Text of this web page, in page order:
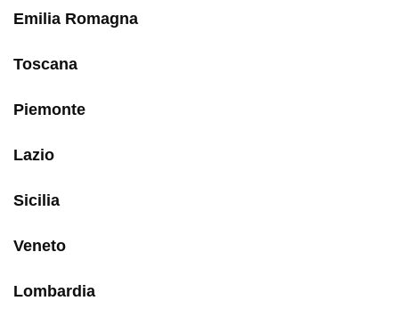
Emilia Romagna
Toscana
Piemonte
Lazio
Sicilia
Veneto
Lombardia